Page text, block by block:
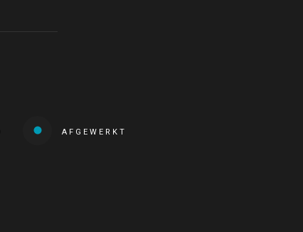
AFGEWERKT